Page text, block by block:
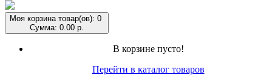
Моя корзина товар(ов): 0
Сумма: 0.00 р.
В корзине пусто!
Перейти в каталог товаров